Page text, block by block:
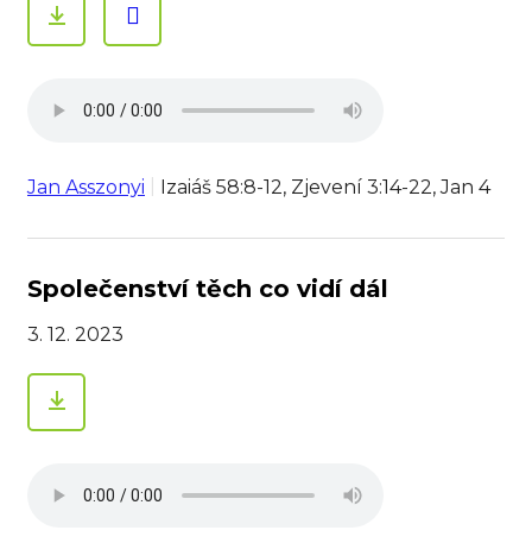
Jan Asszonyi Izaiáš 58:8-12, Zjevení 3:14-22, Jan 4
Společenství těch co vidí dál
3. 12. 2023